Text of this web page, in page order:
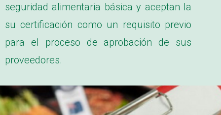
seguridad alimentaria básica y aceptan la
su certificación como un requisito previo
para el proceso de aprobación de sus
proveedores.